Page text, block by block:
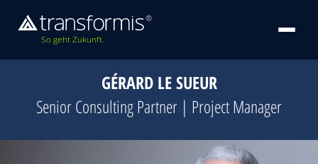
So geht Zukunft.
GÉRARD LE SUEUR
Senior Consulting Partner | Project Manager